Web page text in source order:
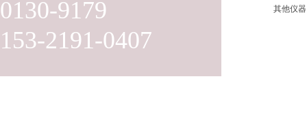
0130-9179
153-2191-0407
其他仪器